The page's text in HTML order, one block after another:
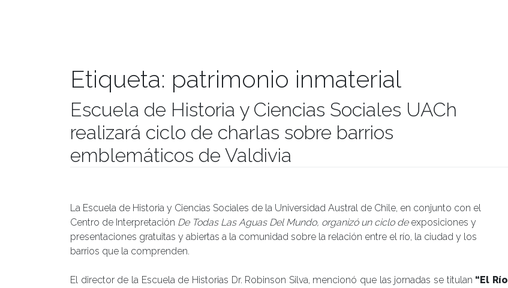
Etiqueta: patrimonio inmaterial
Escuela de Historia y Ciencias Sociales UACh
realizará ciclo de charlas sobre barrios
emblemáticos de Valdivia
La Escuela de Historia y Ciencias Sociales de la Universidad Austral de Chile, en conjunto con el
Centro de Interpretación De Todas Las Aguas Del Mundo, organizó un ciclo de exposiciones y
presentaciones gratuitas y abiertas a la comunidad sobre la relación entre el río, la ciudad y los
barrios que la comprenden.
El director de la Escuela de Historias Dr. Robinson Silva, mencionó que las jornadas se titulan “El Río